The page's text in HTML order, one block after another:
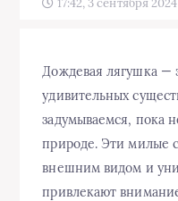
17:42, 3 сентября 2024
Дождевая лягушка —
удивительных
задумываемся, пока
природе. Эти милые
внешним видом и
привлекают